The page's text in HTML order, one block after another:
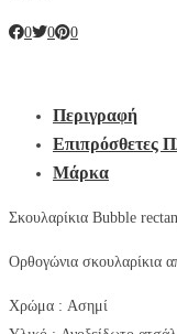
0 0 0
Περιγραφή
Επιπρόσθετες
Μάρκα
Σκουλαρίκια Bubble
Ορθογώνια σκουλαρίκια
Χρώμα : Ασημί